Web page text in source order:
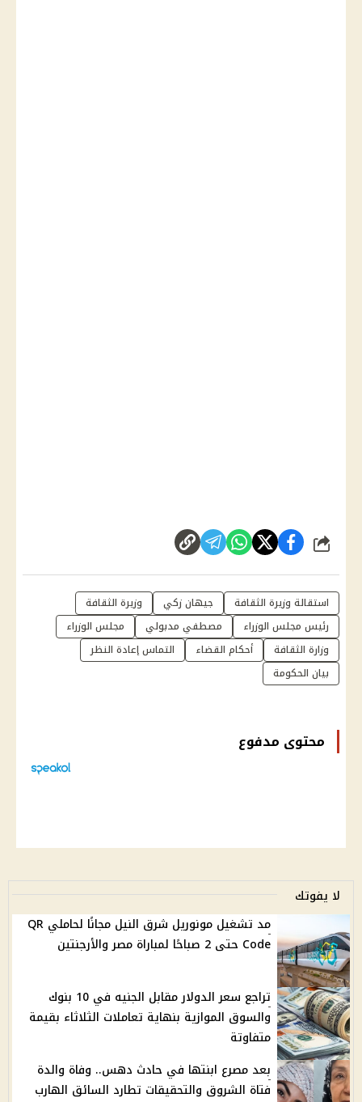
شارك
استقالة وزيرة الثقافة جيهان زكي
وزيرة الثقافة
رئيس مجلس الوزراء
مصطفي مدبولي
مجلس الوزراء
وزارة الثقافة
أحكام القضاء
التماس إعادة النظر
بيان الحكومة
محتوى مدفوع
لا يفوتك
مد تشغيل مونوريل شرق النيل مجانًا لحاملي QR
Code حتى 2 صباحًا لمباراة مصر والأرجنتين
تراجع سعر الدولار مقابل الجنيه في 10 بنوك
والسوق الموازية بنهاية تعاملات الثلاثاء بقيمة
متفاوتة
بعد مصرع ابنتها في حادث دهس.. وفاة والدة
فتاة الشروق والتحقيقات تطارد السائق الهارب